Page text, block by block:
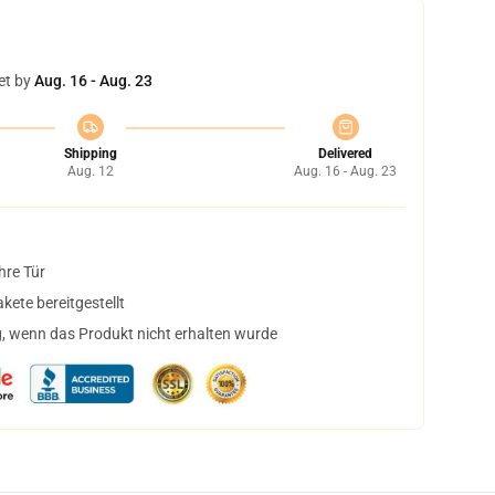
byAug. 16 - Aug. 23
Shipping
Aug. 12
Delivered
Aug. 16 - Aug. 23
Tür
bereitgestellt
wenn das Produkt nicht erhalten wurde